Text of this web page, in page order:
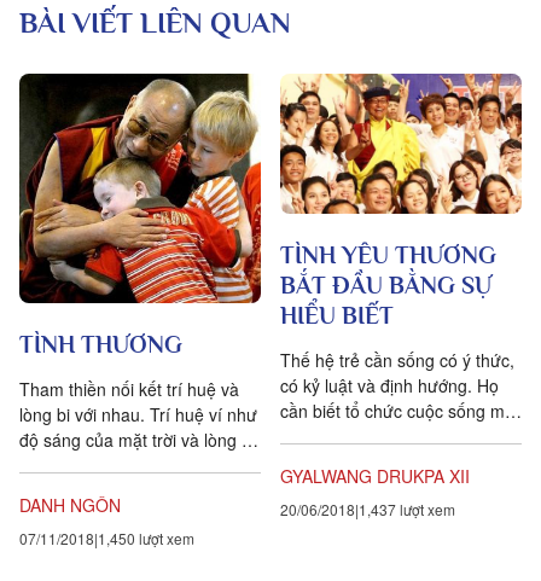
BÀI VIẾT LIÊN QUAN
TÌNH THƯƠNG
Tham thiền nối kết trí huệ và
lòng bi với nhau. Trí huệ ví như
độ sáng của mặt trời và lòng bi
DANH NGÔN
07/11/2018 1,450 lượt xem
TÌNH YÊU THƯƠNG
BẮT ĐẦU BẰNG SỰ
HIỂU BIẾT
Thế hệ trẻ cần sống có ý thức,
có kỷ luật và định hướng. Họ
cần biết tổ chức cuộc sống một
tâm đến thế hệ trẻ, cần yêu
thương, chăm sóc, sát sao, làm
GYALWANG DRUKPA XII
20/06/2018 1,437 lượt xem